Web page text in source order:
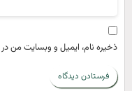
نام، ایمیل و وبسایت من در